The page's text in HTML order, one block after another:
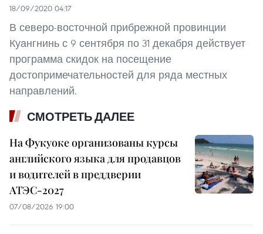
18/09/2020 04:17
В северо-восточной прибрежной провинции
Куангнинь с 9 сентября по 31 декабря действует
программа скидок на посещение
достопримечательностей для ряда местных
направлений.
СМОТРЕТЬ ДАЛЕЕ
На Фукуоке организованы курсы
английского языка для продавцов
и водителей в преддверии
АТЭС-2027
07/08/2026 19:00